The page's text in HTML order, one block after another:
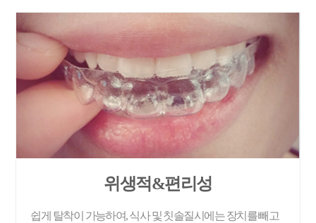
위생적&편리성
쉽게 탈착이 가능하여, 식사 및 칫솔질시에는 장치를 빼고